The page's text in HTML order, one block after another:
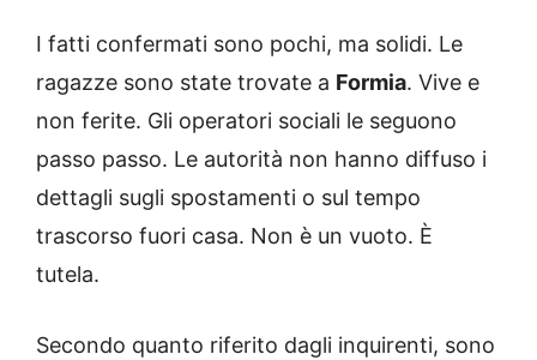
I fatti confermati sono pochi, ma solidi. Le
ragazze sono state trovate a Formia. Vive e
non ferite. Gli operatori sociali le seguono
passo passo. Le autorità non hanno diffuso i
dettagli sugli spostamenti o sul tempo
trascorso fuori casa. Non è un vuoto. È
tutela.
Secondo quanto riferito dagli inquirenti, sono